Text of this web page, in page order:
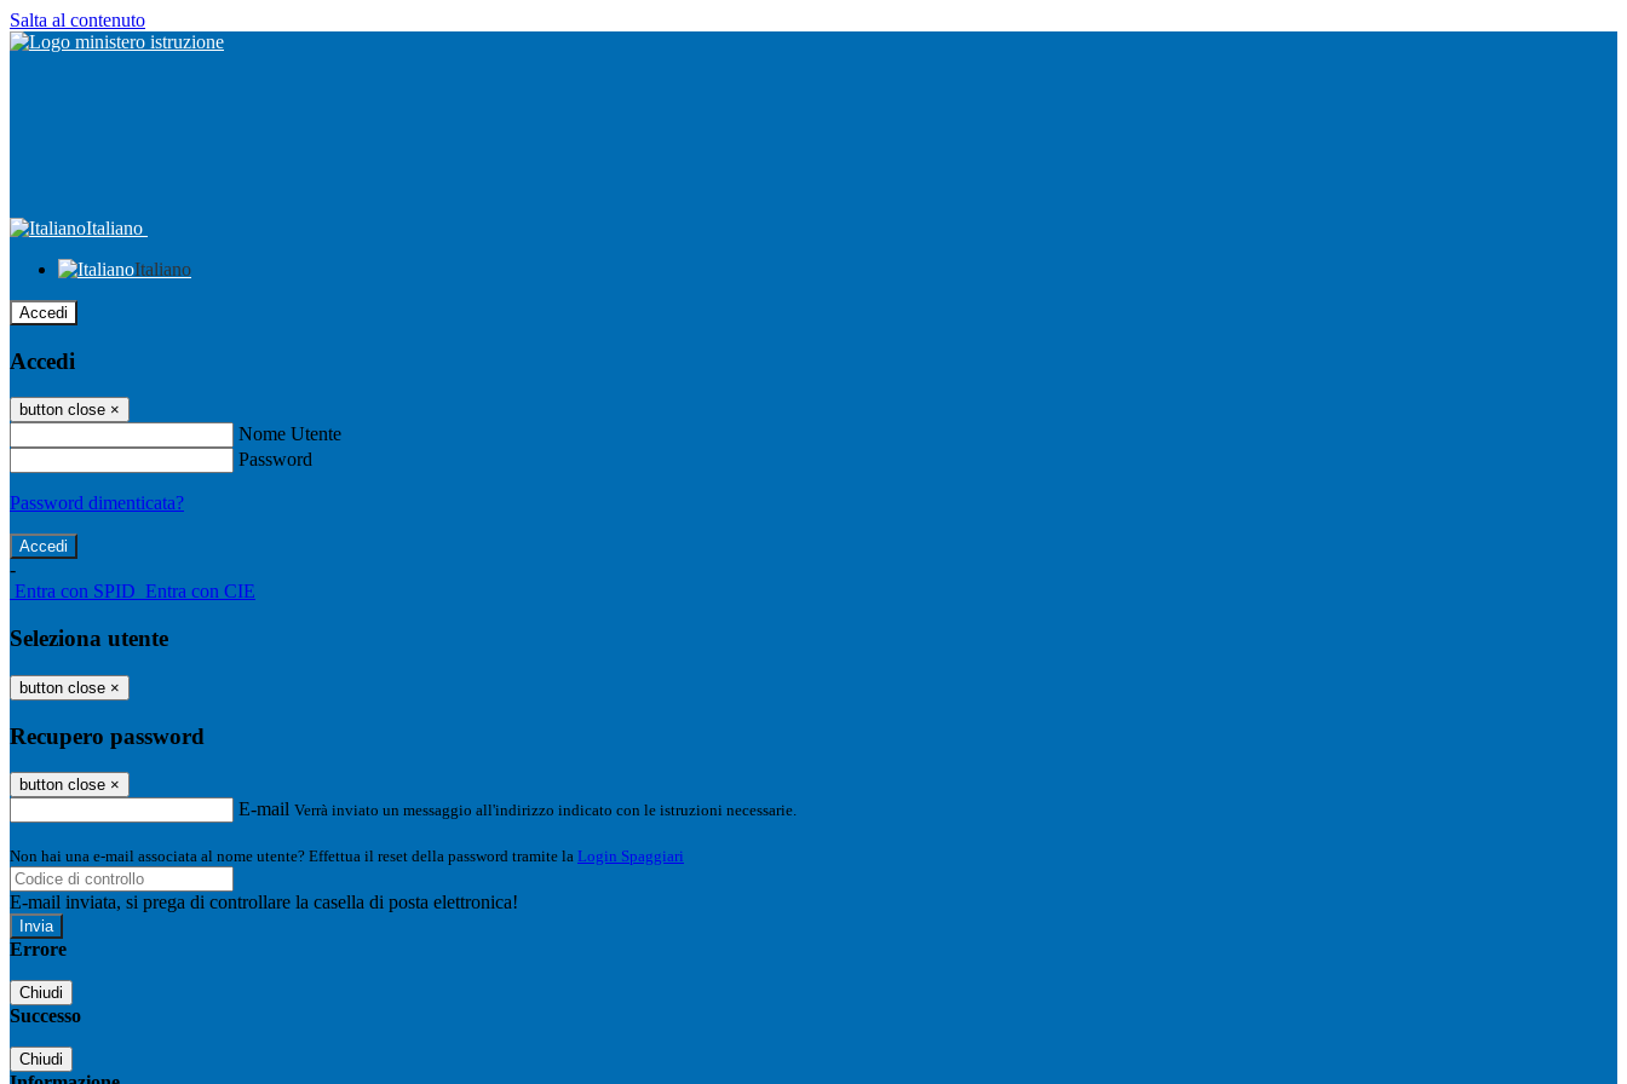
Salta al contenuto
Italiano
Italiano
Accedi
Accedi
button close ×
Nome Utente
Password
Password dimenticata?
-
Entra con SPID Entra con CIE
Seleziona utente
button close ×
Recupero password
button close ×
E-mail Verrà inviato un messaggio all'indirizzo indicato con le istruzioni necessarie.
Non hai una e-mail associata al nome utente? Effettua il reset della password tramite la Login Spaggiari
E-mail inviata, si prega di controllare la casella di posta elettronica!
Errore
Chiudi
Successo
Chiudi